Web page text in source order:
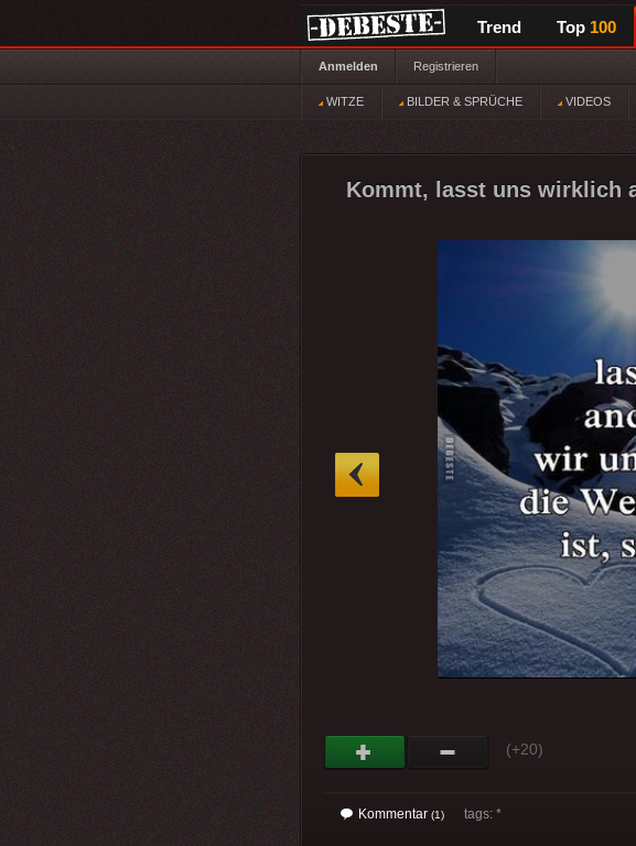
Trend Top 100
Anmelden Registrieren
WITZE BILDER & SPRÜCHE VIDEOS
Kommt, lasst uns wirklich
(+20)
Kommentar (1) tags: *